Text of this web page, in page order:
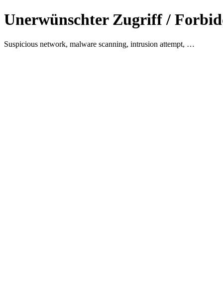
Unerwünschter Zugriff /
Suspicious network, malware scanning, intrusion attempt, …